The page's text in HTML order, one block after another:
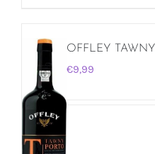
OFFLEY TAWNY
€9,99